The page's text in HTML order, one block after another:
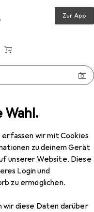
Wahl.
erfassen wir mit Cookies
zu deinem Gerät
unserer Website. Diese
Login und
zu ermöglichen.
wir diese Daten darüber
Zur App
Fame-Line
Fame-Line